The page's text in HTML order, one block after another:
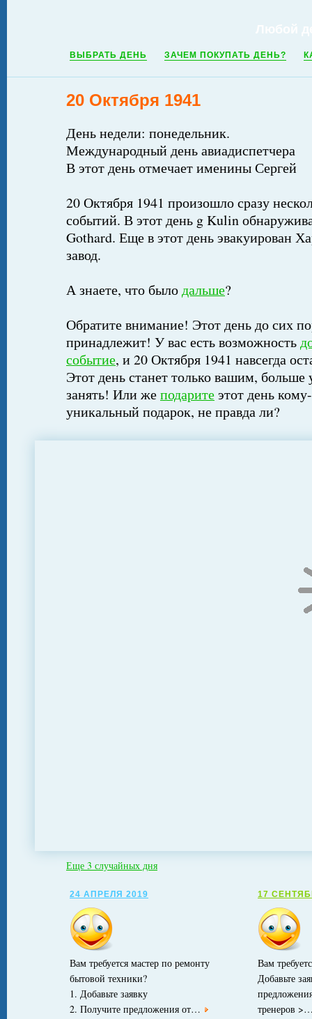
ВЫБРАТЬ ДЕНЬ ЗАЧЕМ ПОКУПАТЬ ДЕНЬ?
20 Октября 1941
День недели: понедельник.
Международный день авиадиспетчера
В этот день отмечает именины Сергей
20 Октября 1941 произошло сразу
событий. В этот день g Kulin
Gothard. Еще в этот день эвакуирован
завод.
А знаете, что былодальше?
Обратите внимание! Этот день до сих
принадлежит! У вас есть возможность
событие, и 20 Октября 1941 навсегда
Этот день станет только вашим,
занять! Или жеподаритеэтот день
уникальный подарок, не правда ли?
Еще 3 случайных дня
24 АПРЕЛЯ 2019
Вам требуется мастер по ремонту
бытовой техники?
1. Добавьте заявку
2. Получите предложения от…
17
Вам
Добавьте
тренеров